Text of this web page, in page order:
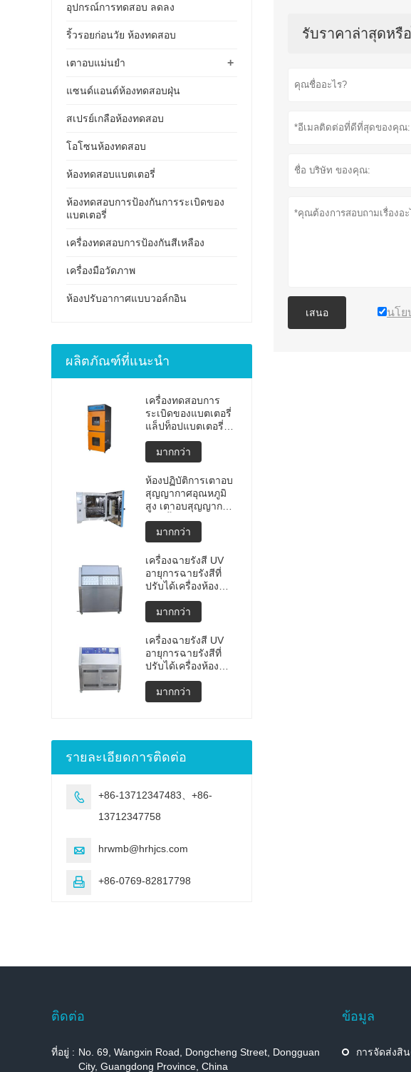
รับราคาล่าสุดหรื
เสนอ นโย
อุปกรณ์การทดสอบ ลดลง
ริ้วรอยก่อนวัย ห้องทดสอบ
+
เตาอบแม่นยำ
แซนด์แอนด์ห้องทดสอบฝุ่น
สเปรย์เกลือห้องทดสอบ
โอโซนห้องทดสอบ
ห้องทดสอบแบตเตอรี่
ห้องทดสอบการป้องกันการระเบิดของ
แบตเตอรี่
เครื่องทดสอบการป้องกันสีเหลือง
เครื่องมือวัดภาพ
ห้องปรับอากาศแบบวอล์กอิน
ผลิตภัณฑ์ที่แนะนำ
เครื่องทดสอบการ
ระเบิดของแบตเตอรี่
แล็ปท็อปแบตเตอรี่
แบบพกพาคุณภาพสูง
การทดสอบการ
ระเบิดของแบตเตอรี่
ลิเธียม เครื่องทดสอบ
การระเบิด เครื่อง
ทดสอบแบตเตอรี่
ราคาผลิต
มากกว่า
ห้องปฏิบัติการเตาอบ
สุญญากาศอุณหภูมิ
สูง เตาอบสุญญากาศ
แบบตั้งโปรแกรมได้
มากกว่า
เครื่องฉายรังสี UV
อายุการฉายรังสีที่
ปรับได้เครื่องห้อง
ทดสอบสภาพอากาศ
UV ห้องอายุ UV เร่ง
การทดสอบสภาพดิน
ฟ้าอากาศ
มากกว่า
เครื่องฉายรังสี UV
อายุการฉายรังสีที่
ปรับได้เครื่องห้อง
ทดสอบสภาพอากาศ
UV ห้องอายุ UV เร่ง
เครื่องทดสอบสภาพ
มากกว่า
รายละเอียดการติดต่อ

+86-13712347483、+86-
13712347758
 hrwmb@hrhjcs.com
 +86-0769-82817798
ติดต่อ
ที่อยู่ : No. 69, Wangxin Road, Dongcheng Street, Dongguan
City, Guangdong Province, China
ข้อมูล
การจัดส่งสิ